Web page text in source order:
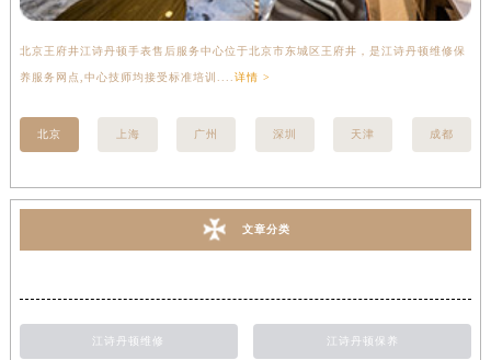
北京王府井江诗丹顿手表售后服务中心位于北京市东城区王府井，是江诗丹顿维修保
养服务网点,中心技师均接受标准培训.... 详情 >
北京 上海 广州 深圳 天津 成都
文章分类
江诗丹顿维修 江诗丹顿保养